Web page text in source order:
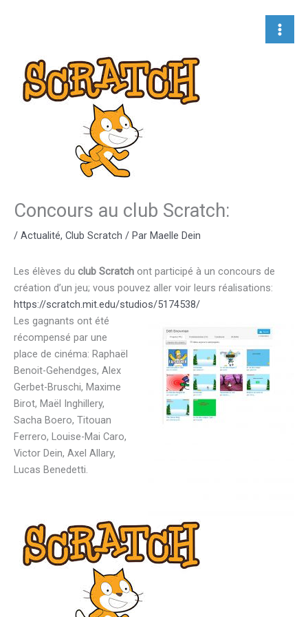
Concours au club Scratch:
/ Actualité, Club Scratch / Par Maelle Dein
Les élèves du club Scratch ont participé à un concours de
création d’un jeu; vous pouvez aller voir leurs réalisations:
https://scratch.mit.edu/studios/5174538/
Les gagnants ont été
récompensé par une
place de cinéma: Raphaël
Benoit-Gehendges, Alex
Gerbet-Bruschi, Maxime
Birot, Maël Inghillery,
Sacha Boero, Titouan
Ferrero, Louise-Mai Caro,
Victor Dein, Axel Allary,
Lucas Benedetti.